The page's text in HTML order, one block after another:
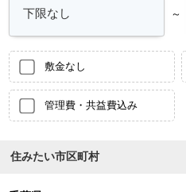
～
敷金なし
管理費・共益費込み
住みたい市区町村